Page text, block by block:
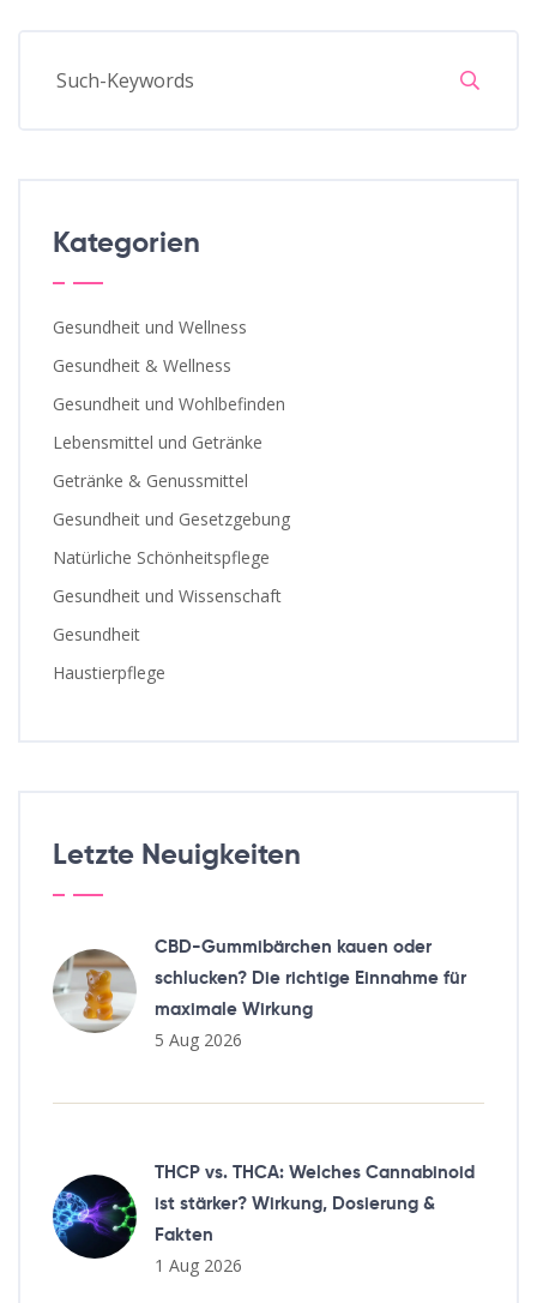
Kategorien
Gesundheit und Wellness
Gesundheit & Wellness
Gesundheit und Wohlbefinden
Lebensmittel und Getränke
Getränke & Genussmittel
Gesundheit und Gesetzgebung
Natürliche Schönheitspflege
Gesundheit und Wissenschaft
Gesundheit
Haustierpflege
Letzte Neuigkeiten
CBD-Gummibärchen kauen oder
schlucken? Die richtige Einnahme für
maximale Wirkung
5 Aug 2026
THCP vs. THCA: Welches Cannabinoid
ist stärker? Wirkung, Dosierung &
Fakten
1 Aug 2026